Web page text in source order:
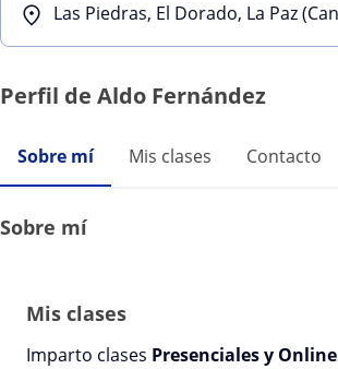
Perfil de Aldo Fernández
Sobre mí Mis clases Contacto
Sobre mí
Mis clases
Imparto clases Presenciales y Online